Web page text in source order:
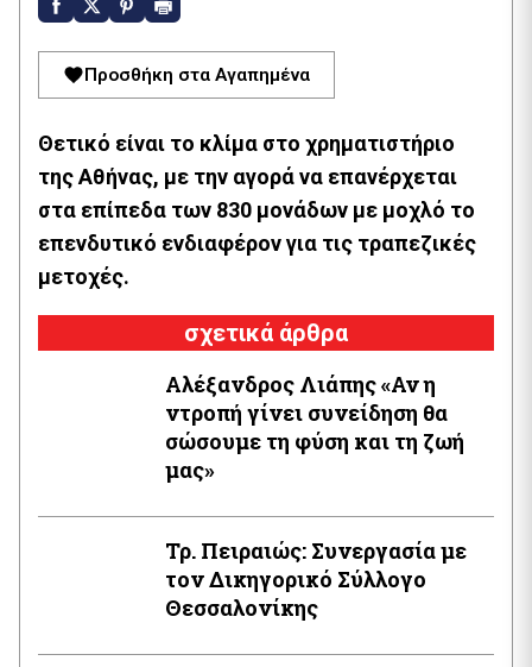
Προσθήκη στα Αγαπημένα
Θετικό είναι το κλίμα στο χρηματιστήριο
της Αθήνας, με την αγορά να επανέρχεται
στα επίπεδα των 830 μονάδων με μοχλό το
επενδυτικό ενδιαφέρον για τις τραπεζικές
μετοχές.
σχετικά άρθρα
Αλέξανδρος Λιάπης «Αν η
ντροπή γίνει συνείδηση θα
σώσουμε τη φύση και τη ζωή
μας»
Τρ. Πειραιώς: Συνεργασία με
τον Δικηγορικό Σύλλογο
Θεσσαλονίκης